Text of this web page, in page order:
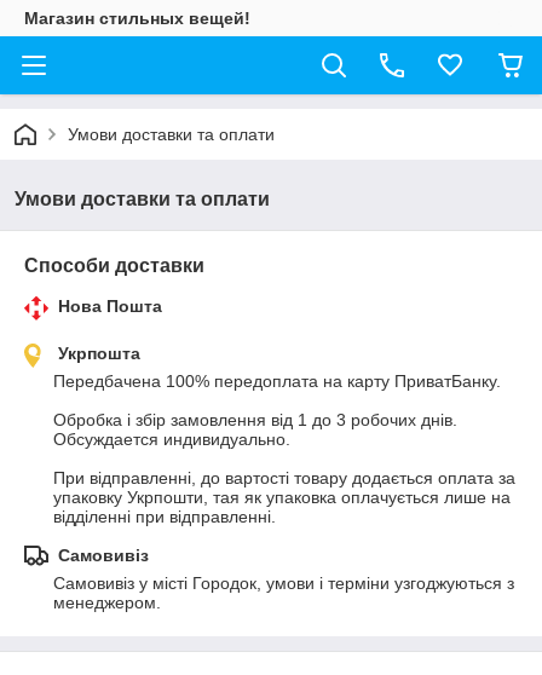
Магазин стильных вещей!
Умови доставки та оплати
Умови доставки та оплати
Способи доставки
Нова Пошта
Укрпошта
Передбачена 100% передоплата на карту ПриватБанку.
Обробка і збір замовлення від 1 до 3 робочих днів.
Обсуждается индивидуально.
При відправленні, до вартості товару додається оплата за
упаковку Укрпошти, тая як упаковка оплачується лише на
відділенні при відправленні.
Самовивіз
Самовивіз у місті Городок, умови і терміни узгоджуються з
менеджером.